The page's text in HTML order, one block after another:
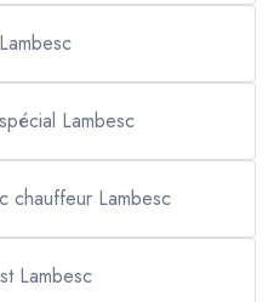
Lambesc
chauffeur Lambesc
Lambesc